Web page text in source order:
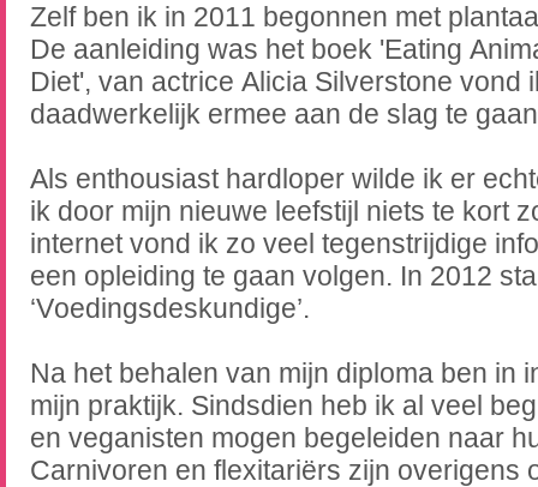
Zelf ben ik in 2011 begonnen met
De aanleiding was het boek 'Eating
Diet', van actrice Alicia Silverstone vond
daadwerkelijk ermee aan de slag te
Als enthousiast hardloper wilde ik er
ik door mijn nieuwe leefstijl niets te kort
internet vond ik zo veel tegenstrijdige
een opleiding te gaan volgen. In 2012
‘Voedingsdeskundige’.
Na het behalen van mijn diploma ben in
mijn praktijk. Sindsdien heb ik al veel
en veganisten mogen begeleiden naar
Carnivoren en flexitariërs zijn overigens